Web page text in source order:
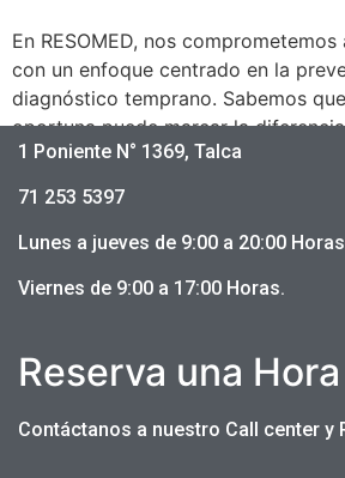
En RESOMED, nos
con un enfoque centrado en la
diagnóstico temprano. Sabemos
oportuna puede marcar la
el cáncer de mama, donde
etapas iniciales mejora
un equipo de especialistas […]
1 Poniente N° 1369, Talca
71 253 5397
Lunes a jueves de 9:00 a 20:00
Viernes de 9:00 a 17:00 Horas.
Reserva una Hora
Contáctanos a nuestro Call center y